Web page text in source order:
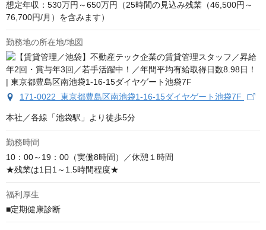
想定年収：530万円～650万円（25時間の見込み残業（46,500円～
76,700円/月）を含みます）
勤務地の所在地/地図
171-0022 東京都豊島区南池袋1-16-15ダイヤゲート池袋7F
本社／各線「池袋駅」より徒歩5分
勤務時間
10：00～19：00（実働8時間）／休憩１時間
★残業は1日1～1.5時間程度★
福利厚生
■定期健康診断